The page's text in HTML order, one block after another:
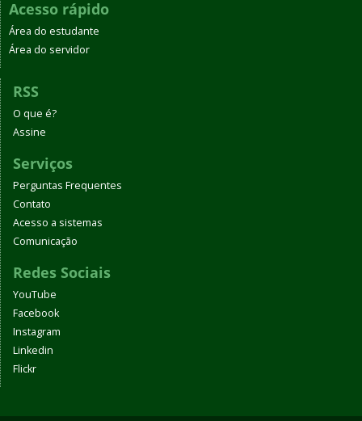
Acesso rápido
Área do estudante
Área do servidor
RSS
O que é?
Assine
Serviços
Perguntas Frequentes
Contato
Acesso a sistemas
Comunicação
Redes Sociais
YouTube
Facebook
Instagram
Linkedin
Flickr